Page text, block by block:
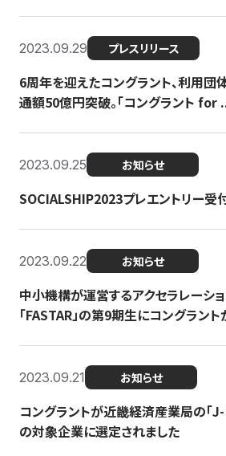
2023.09.29 プレスリリース
6周年を迎えたコングラント、利用団
通額50億円突破。「コングラント for
2023.09.25 お知らせ
SOCIALSHIP2023プレエントリー受
2023.09.22 お知らせ
中小機構が運営するアクセラレーシ
「FASTAR」の第9期生にコングラン
2023.09.21 お知らせ
コングラントが近畿経済産業局の「
の対象企業に選定されました